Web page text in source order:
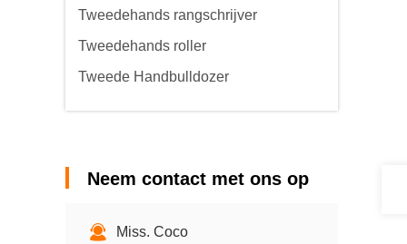
Tweedehands rangschrijver
Tweedehands roller
Tweede Handbulldozer
Neem contact met ons op
Miss. Coco